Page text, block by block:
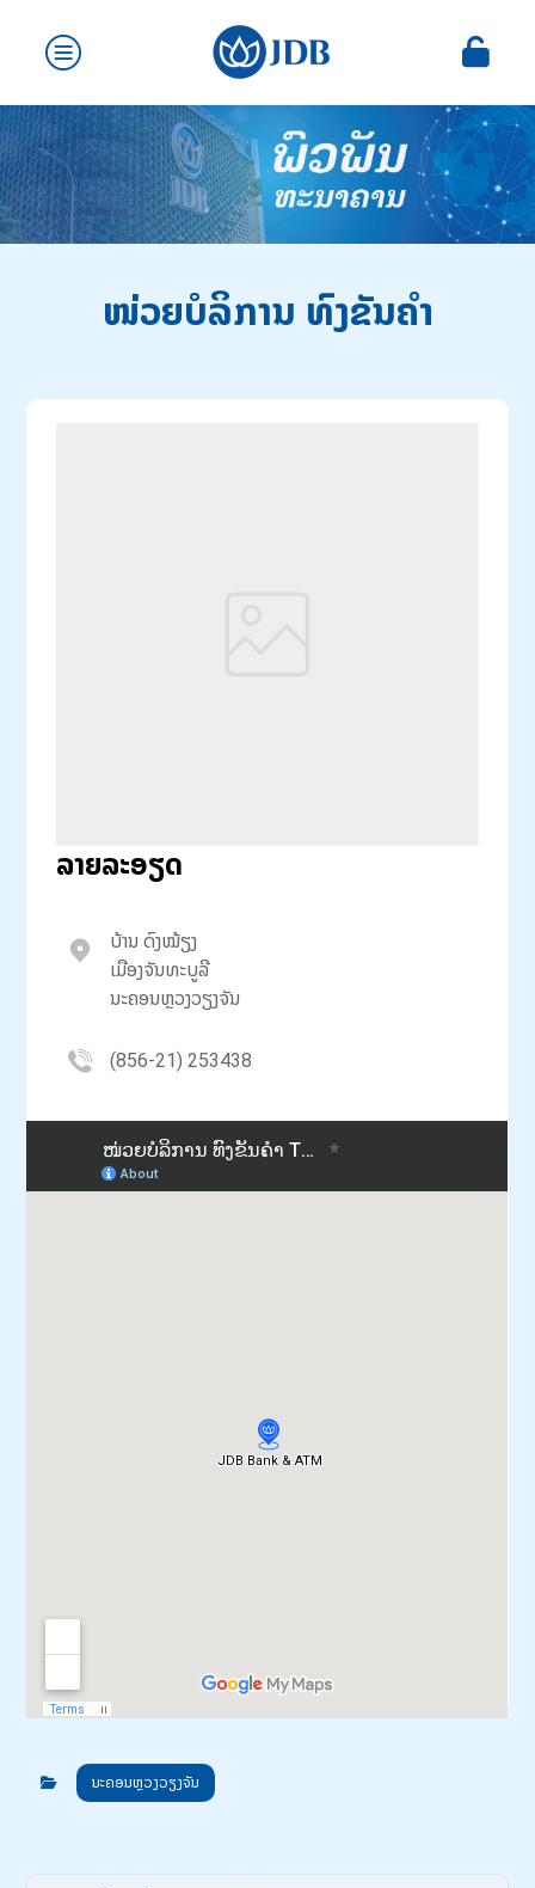
ໜ່ວຍບໍລິການ ທົງຂັນຄຳ
ລາຍລະອຽດ
ບ້ານ ດົງໝ້ຽງ
ເມືອງຈັນທະບູລີ
ນະຄອນຫຼວງວຽງຈັນ
(856-21) 253438
ນະຄອນຫຼວງວຽງຈັນ